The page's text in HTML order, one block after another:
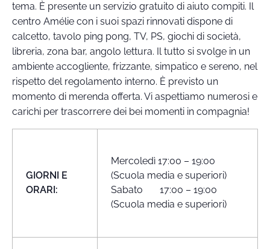
tema. È presente un servizio gratuito di aiuto compiti. Il
centro Amélie con i suoi spazi rinnovati dispone di
calcetto, tavolo ping pong, TV, PS, giochi di società,
libreria, zona bar, angolo lettura. Il tutto si svolge in un
ambiente accogliente, frizzante, simpatico e sereno, nel
rispetto del regolamento interno. È previsto un
momento di merenda offerta. Vi aspettiamo numerosi e
carichi per trascorrere dei bei momenti in compagnia!
GIORNI E
ORARI:
Mercoledì 17:00 – 19:00
(Scuola media e superiori)
Sabato 17:00 – 19:00
(Scuola media e superiori)